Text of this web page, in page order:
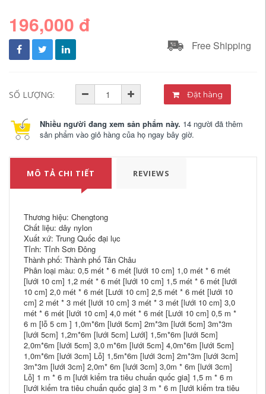
196,000 đ
Free Shipping
SỐ LƯỢNG: Đặt hàng
Nhiều người đang xem sản phẩm này. 14 người đã thêm
sản phẩm vào giỏ hàng của họ ngay bây giờ.
MÔ TẢ CHI TIẾT REVIEWS
Thương hiệu: Chengtong
Chất liệu: dây nylon
Xuất xứ: Trung Quốc đại lục
Tỉnh: Tỉnh Sơn Đông
Thành phố: Thành phố Tân Châu
Phân loại màu: 0,5 mét * 6 mét [lưới 10 cm] 1,0 mét * 6 mét
[lưới 10 cm] 1,2 mét * 6 mét [lưới 10 cm] 1,5 mét * 6 mét [lưới
10 cm] 2,0 mét * 6 mét [Lưới 10 cm] 2,5 mét * 6 mét [lưới 10
cm] 2 mét * 3 mét [lưới 10 cm] 3 mét * 3 mét [lưới 10 cm] 3,0
mét * 6 mét [lưới 10 cm] 4,0 mét * 6 mét [Lưới 10 cm] 0,5 m *
6 m [lỗ 5 cm ] 1,0m*6m [lưới 5cm] 2m*3m [lưới 5cm] 3m*3m
[lưới 5cm] 1,2m*6m [lưới 5cm] Lưới] 1,5m*6m [lưới 5cm]
2,0m*6m [lưới 5cm] 3,0 m*6m [lưới 5cm] 4,0m*6m [lưới 5cm]
1,0m*6m [lưới 3cm] Lỗ] 1,5m*6m [lưới 3cm] 2m*3m [lưới 3cm]
3m*3m [lưới 3cm] 2,0m* 6m [lưới 3cm] 3,0m * 6m [lưới 3cm]
Lỗ] 1 m * 6 m [lưới kiểm tra tiêu chuẩn quốc gia] 1,5 m * 6 m
[lưới kiểm tra tiêu chuẩn quốc gia] 3 m * 6 m [lưới kiểm tra tiêu